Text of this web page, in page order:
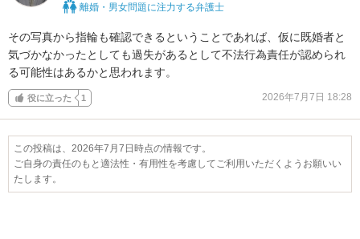
離婚・男女問題に注力する弁護士
その写真から指輪も確認できるということであれば、仮に既婚者と
気づかなかったとしても過失があるとして不法行為責任が認められ
る可能性はあるかと思われます。
役に立った 1 2026年7月7日 18:28
この投稿は、2026年7月7日時点の情報です。
ご自身の責任のもと適法性・有用性を考慮してご利用いただくようお願いい
たします。